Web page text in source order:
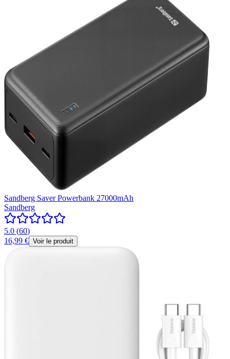
Sandberg Saver Powerbank 27000mAh
Sandberg
5.0 (60)
16,99 € Voir le produit